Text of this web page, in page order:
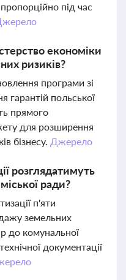
під час
економіки
ризиків?
програми зі
гарантій польської
прямого
для розширення
бізнесу. Джерело
розглядатимуть
ради?
п'яти
земельних
до комунальної
документації